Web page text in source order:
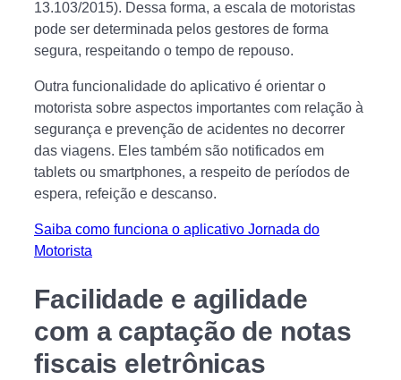
13.103/2015). Dessa forma, a escala de motoristas
pode ser determinada pelos gestores de forma
segura, respeitando o tempo de repouso.
Outra funcionalidade do aplicativo é orientar o
motorista sobre aspectos importantes com relação à
segurança e prevenção de acidentes no decorrer
das viagens. Eles também são notificados em
tablets ou smartphones, a respeito de períodos de
espera, refeição e descanso.
Saiba como funciona o aplicativo Jornada do
Motorista
Facilidade e agilidade
com a captação de notas
fiscais eletrônicas